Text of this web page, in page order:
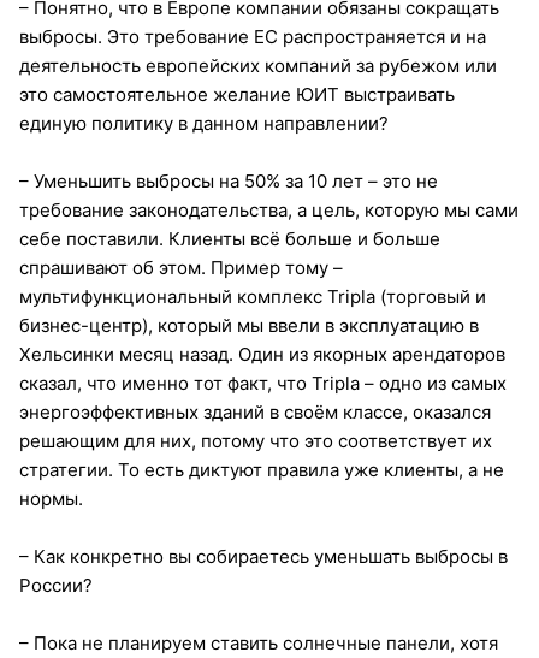
– Понятно, что в Европе компании обязаны сокращать
выбросы. Это требование ЕС распространяется и на
деятельность европейских компаний за рубежом или
это самостоятельное желание ЮИТ выстраивать
единую политику в данном направлении?
– Уменьшить выбросы на 50% за 10 лет – это не
требование законодательства, а цель, которую мы сами
себе поставили. Клиенты всё больше и больше
спрашивают об этом. Пример тому –
мультифункциональный комплекс Tripla (торговый и
бизнес-центр), который мы ввели в эксплуатацию в
Хельсинки месяц назад. Один из якорных арендаторов
сказал, что именно тот факт, что Tripla – одно из самых
энергоэффективных зданий в своём классе, оказался
решающим для них, потому что это соответствует их
стратегии. То есть диктуют правила уже клиенты, а не
нормы.
– Как конкретно вы собираетесь уменьшать выбросы в
России?
– Пока не планируем ставить солнечные панели, хотя